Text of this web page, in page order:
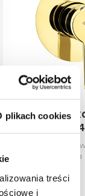
plikach cookies
treści
i
Deante
Bateria
bez